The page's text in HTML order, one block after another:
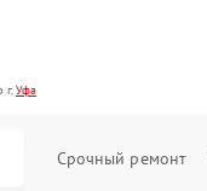
г.Уфа
Срочный ремонт